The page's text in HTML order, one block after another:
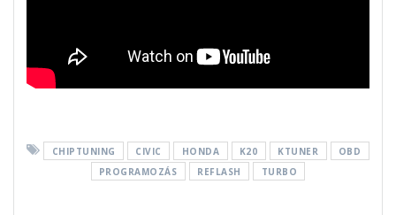
CHIPTUNING CIVIC HONDA K20 KTUNER
OBD
PROGRAMOZÁS
REFLASH TURBO